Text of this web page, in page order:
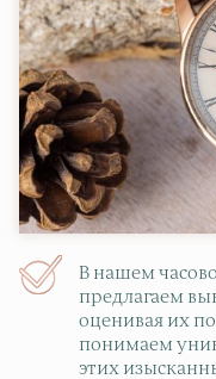
В нашем
предлагаем
оценивая их
понимаем
этих